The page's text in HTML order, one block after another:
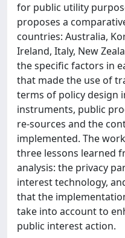
for public utility
proposes a
countries: Australia,
Ireland, Italy, New
the specific factors in
that made the use of
terms of policy design
instruments, public
re-sources and the
implemented. The
three lessons learned
analysis: the privacy
interest technology,
that the
take into account to
public interest action.